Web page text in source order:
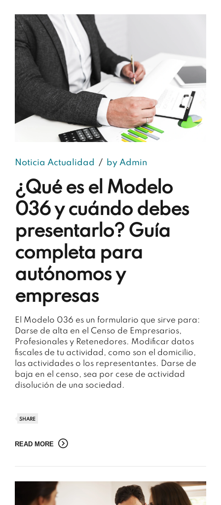
Noticia Actualidad by Admin
¿Qué es el Modelo
036 y cuándo debes
presentarlo? Guía
completa para
autónomos y
empresas
El Modelo 036 es un formulario que sirve para:
Darse de alta en el Censo de Empresarios,
Profesionales y Retenedores. Modificar datos
fiscales de tu actividad, como son el domicilio,
las actividades o los representantes. Darse de
baja en el censo, sea por cese de actividad
disolución de una sociedad.
SHARE
READ MORE